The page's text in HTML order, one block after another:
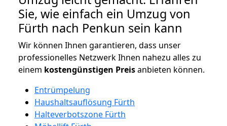
Sie, wie einfach ein Umzug von
Fürth nach Penkun sein kann
Wir können Ihnen garantieren, dass unser
professionelles Netzwerk Ihnen nahezu alles zu
einem kostengünstigen Preisanbieten können.
Entrümpelung
Haushaltsauflösung Fürth
Halteverbotszone Fürth